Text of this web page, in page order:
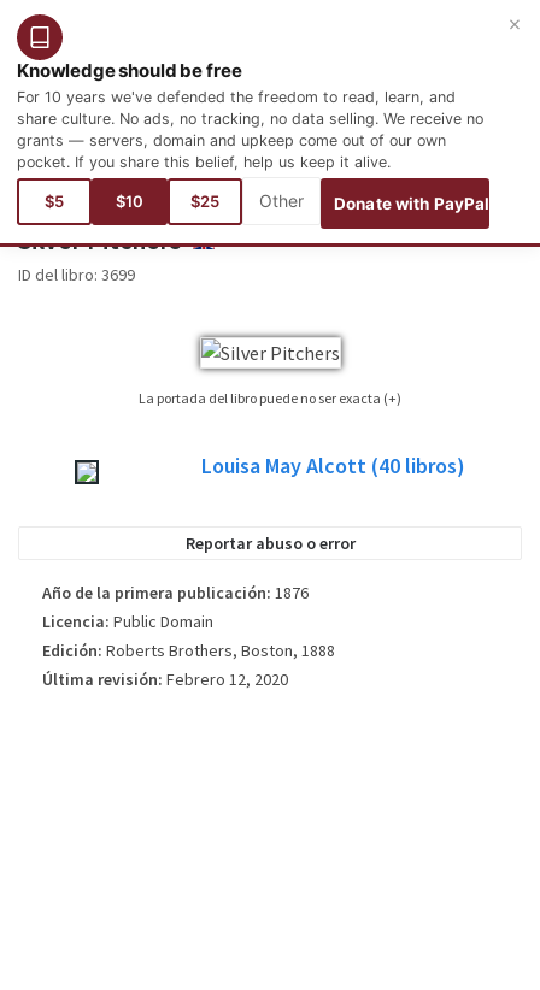
Español
Knowledge should be free
For 10 years we've defended the freedom to read, learn, and
share culture. No ads, no tracking, no data selling. We receive no
grants — servers, domain and upkeep come out of our own
pocket. If you share this belief, help us keep it alive.
$5 $10 $25 Donate with PayPal
×
Está aquí:Idiomas Inglés Literature North American Literature
Silver Pitchers ENGLISH
ID del libro: 3699
La portada del libro puede no ser exacta (+)
edición está publicada. Por favor, considere esta imagen tan sólo como una
Louisa May Alcott (40 libros)
Reportar abuso o error
Año de la primera publicación: 1876
Licencia: Public Domain
Edición: Roberts Brothers, Boston, 1888
Última revisión: Febrero 12, 2020